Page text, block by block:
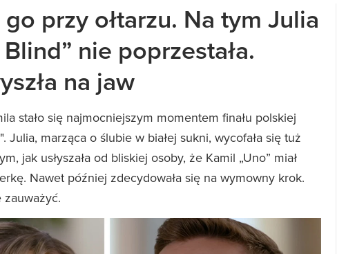
przy ołtarzu. Na tym Julia
nie poprzestała.
na jaw
stało się najmocniejszym momentem finału polskiej
Julia, marząca o ślubie w białej sukni, wycofała się tuż
jak usłyszała od bliskiej osoby, że Kamil „Uno” miał
Nawet później zdecydowała się na wymowny krok.